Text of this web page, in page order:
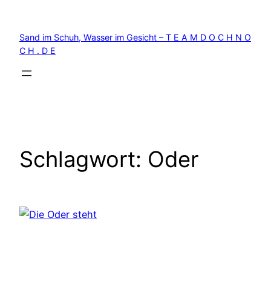
springen
Sand im Schuh, Wasser im Gesicht – T E A M D O C H N O
C H . D E
Schlagwort: Oder